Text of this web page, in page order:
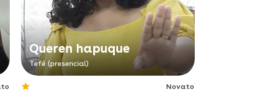
Queren hapuque
Tefé (presencial)
Novato